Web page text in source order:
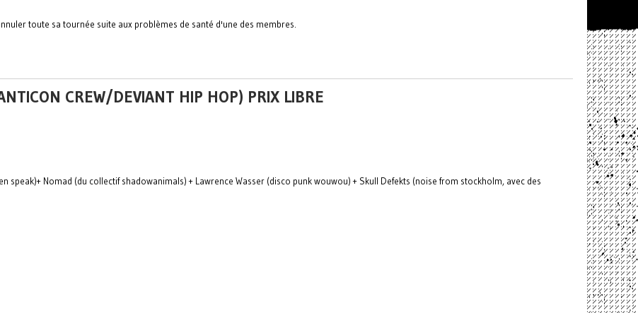
toute sa tournée suite aux problèmes de santé d'une des membres.
CREW/DEVIANT HIP HOP) PRIX LIBRE
speak)+ Nomad (du collectif shadowanimals) + Lawrence Wasser (disco punk wouwou) + Skull Defekts (noise from stockholm, avec des